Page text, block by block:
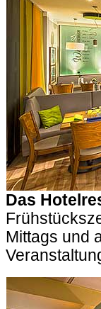
Das
Mittags und